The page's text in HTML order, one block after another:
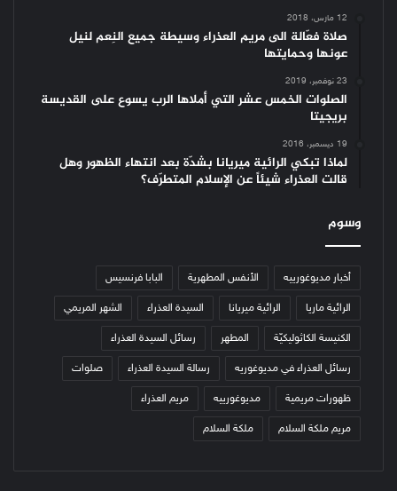
12 مارس، 2018
صلاة فعّالة الى مريم العذراء وسيطة جميع النِعم لنيل
عونها وحمايتها
23 نوفمبر، 2019
الصلوات الخمس عشر التي أملاها الرب يسوع على القديسة
بريجيتا
19 ديسمبر، 2016
لماذا تبكي الرائية ميريانا بشدّة بعد انتهاء الظهور وهل
قالت العذراء شيئاً عن الإسلام المتطرّف؟
وسوم
أخبار مديوغورييه الأنفس المطهرية البابا فرنسيس
الرائية ماريا الرائية ميريانا السيدة العذراء الشهر المريمي
الكنيسة الكاثوليكيّة المطهر رسائل السيدة العذراء
رسائل العذراء في مديوغوريه رسالة السيدة العذراء صلوات
ظهورات مريمية مديوغورييه مريم العذراء
مريم ملكة السلام ملكة السلام